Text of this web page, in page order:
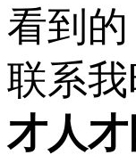
看到的
联系
才人才